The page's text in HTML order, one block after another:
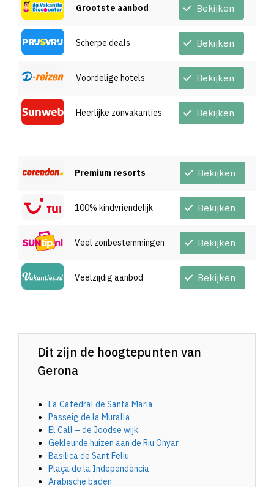
Grootste aanbod Bekijken
Scherpe deals Bekijken
Voordelige hotels Bekijken
Heerlijke zonvakanties Bekijken
Premium resorts Bekijken
100% kindvriendelijk Bekijken
Veel zonbestemmingen Bekijken
Veelzijdig aanbod Bekijken
Dit zijn de hoogtepunten van
Gerona
La Catedral de Santa Maria
Passeig de la Muralla
El Call – de Joodse wijk
Gekleurde huizen aan de Riu Onyar
Basilica de Sant Feliu
Plaça de la Independència
Arabische baden